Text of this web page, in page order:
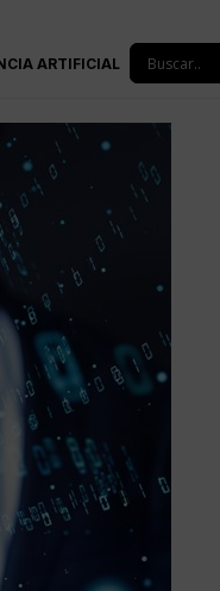
ARTIFICIAL